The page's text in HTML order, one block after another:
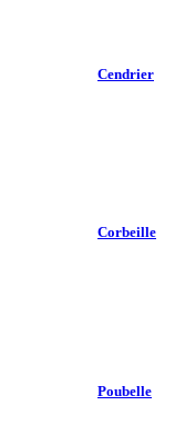
Cendrier
Corbeille
Poubelle